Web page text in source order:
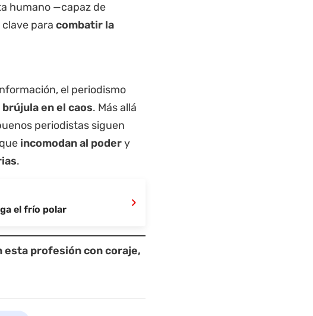
humano —capaz de
para combatir la
el periodismo
en el caos. Más allá
periodistas siguen
incomodan al podery
.
el frío polar ›
esta profesión con coraje,